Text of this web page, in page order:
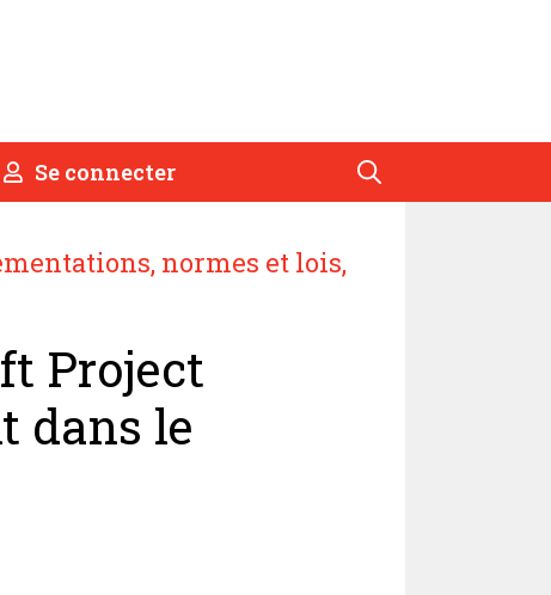
Se connecter
normes et lois,
Project
dans le